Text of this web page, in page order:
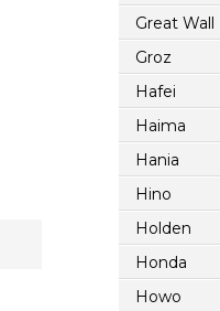
Great Wall
Groz
Hafei
Haima
Hania
Hino
Holden
Honda
Howo